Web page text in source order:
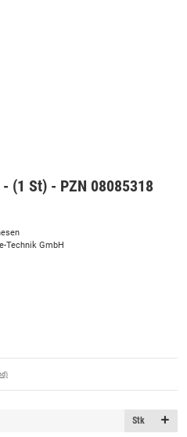
(1 St) - PZN 08085318
Technik GmbH
Stk